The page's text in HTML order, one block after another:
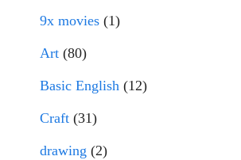
9x movies (1)
Art (80)
Basic English (12)
Craft (31)
drawing (2)